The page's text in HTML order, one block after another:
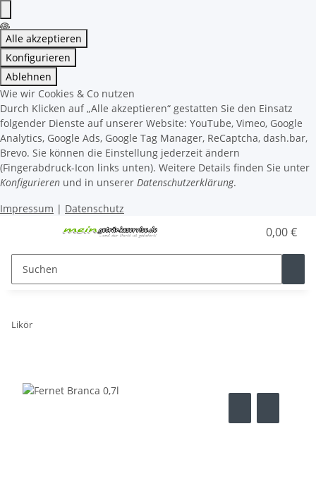
Alle akzeptieren
Konfigurieren
Ablehnen
Wie wir Cookies & Co nutzen
Durch Klicken auf „Alle akzeptieren“ gestatten Sie den Einsatz
folgender Dienste auf unserer Website: YouTube, Vimeo, Google
Analytics, Google Ads, Google Tag Manager, ReCaptcha, dash.bar,
Brevo. Sie können die Einstellung jederzeit ändern
(Fingerabdruck-Icon links unten). Weitere Details finden Sie unter
Konfigurieren und in unserer Datenschutzerklärung.
Impressum | Datenschutz
0,00 €
Likör